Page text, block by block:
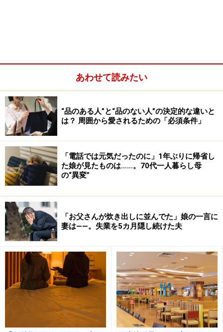
あわせて読みたい
“品のある人”と“品のない人”の決定的な違いと
は？ 周囲から愛されるための「必須条件」
「電話では元気だったのに」1年ぶりに帰省し
た娘が見たものは……。70代一人暮らし母
の“異変”
「お父さんが炊き出しに並んでた」娘の一言に
妻は――。失業を5カ月隠し続けた夫